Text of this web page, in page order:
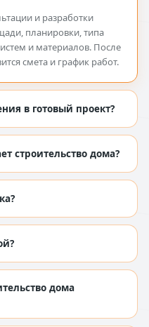
и разработки
планировки, типа
и материалов. После
смета и график работ.
в готовый проект?
строительство дома?
дома